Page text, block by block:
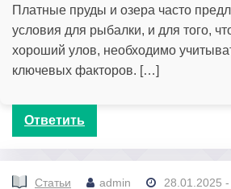
Платные пруды и озера часто
условия для рыбалки, и для того,
хороший улов, необходимо
ключевых факторов. […]
Ответить
Статьи admin 28.01.2025